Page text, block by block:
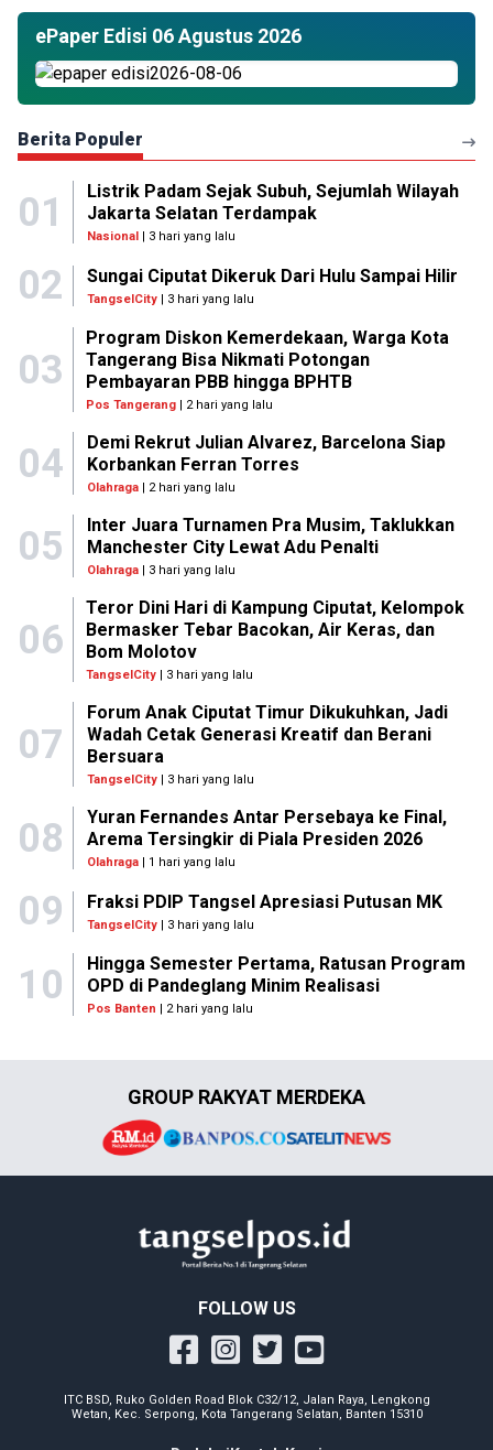
ePaper Edisi 06 Agustus 2026
Berita Populer
01
Listrik Padam Sejak Subuh, Sejumlah Wilayah
Jakarta Selatan Terdampak
Nasional | 3 hari yang lalu
02 Sungai Ciputat Dikeruk Dari Hulu Sampai Hilir
TangselCity | 3 hari yang lalu
03
Program Diskon Kemerdekaan, Warga Kota
Tangerang Bisa Nikmati Potongan
Pembayaran PBB hingga BPHTB
Pos Tangerang | 2 hari yang lalu
04
Demi Rekrut Julian Alvarez, Barcelona Siap
Korbankan Ferran Torres
Olahraga| 2 hari yang lalu
05
Inter Juara Turnamen Pra Musim, Taklukkan
Manchester City Lewat Adu Penalti
Olahraga| 3 hari yang lalu
06
Teror Dini Hari di Kampung Ciputat, Kelompok
Bermasker Tebar Bacokan, Air Keras, dan
Bom Molotov
TangselCity | 3 hari yang lalu
07
Forum Anak Ciputat Timur Dikukuhkan, Jadi
Wadah Cetak Generasi Kreatif dan Berani
Bersuara
TangselCity| 3 hari yang lalu
08
Yuran Fernandes Antar Persebaya ke Final,
Arema Tersingkir di Piala Presiden 2026
Olahraga| 1 hari yang lalu
09 Fraksi PDIP Tangsel Apresiasi Putusan MK
TangselCity | 3 hari yang lalu
10
Hingga Semester Pertama, Ratusan Program
OPD di Pandeglang Minim Realisasi
Pos Banten | 2 hari yang lalu
GROUP RAKYAT MERDEKA
FOLLOW US
ITC BSD, Ruko Golden Road Blok C32/12, Jalan Raya, Lengkong
Wetan, Kec. Serpong, Kota Tangerang Selatan, Banten 15310